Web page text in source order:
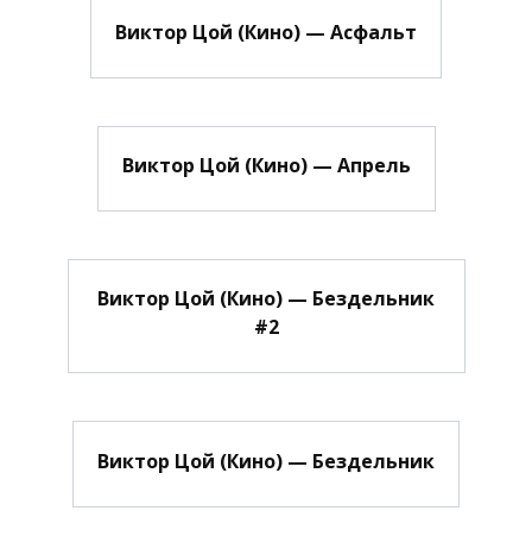
Виктор Цой (Кино) — Асфальт
Виктор Цой (Кино) — Апрель
Виктор Цой (Кино) — Бездельник
#2
Виктор Цой (Кино) — Бездельник